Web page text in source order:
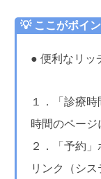
💡 ここがポイ
● 便利なリッ
１．「診療
時間のページ
２．「予約
リンク（シ